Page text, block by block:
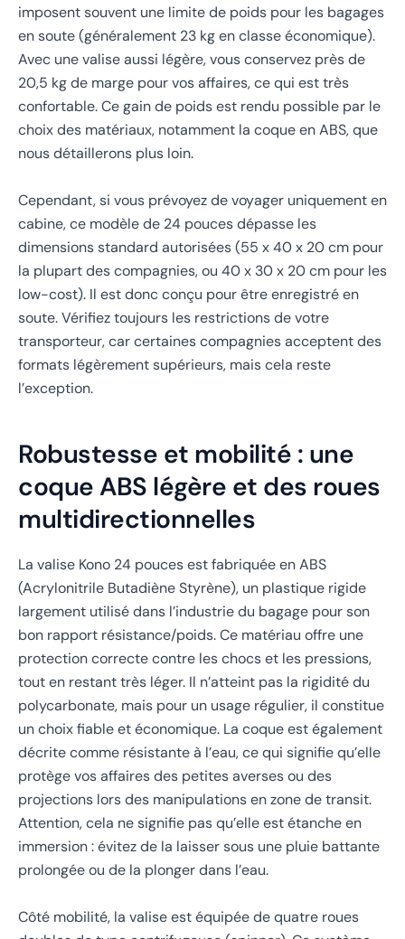
imposent souvent une limite de poids pour les bagages
en soute (généralement 23 kg en classe économique).
Avec une valise aussi légère, vous conservez près de
20,5 kg de marge pour vos affaires, ce qui est très
confortable. Ce gain de poids est rendu possible par le
choix des matériaux, notamment la coque en ABS, que
nous détaillerons plus loin.
Cependant, si vous prévoyez de voyager uniquement en
cabine, ce modèle de 24 pouces dépasse les
dimensions standard autorisées (55 x 40 x 20 cm pour
la plupart des compagnies, ou 40 x 30 x 20 cm pour les
low-cost). Il est donc conçu pour être enregistré en
soute. Vérifiez toujours les restrictions de votre
transporteur, car certaines compagnies acceptent des
formats légèrement supérieurs, mais cela reste
l’exception.
Robustesse et mobilité : une
coque ABS légère et des roues
multidirectionnelles
La valise Kono 24 pouces est fabriquée en ABS
(Acrylonitrile Butadiène Styrène), un plastique rigide
largement utilisé dans l’industrie du bagage pour son
bon rapport résistance/poids. Ce matériau offre une
protection correcte contre les chocs et les pressions,
tout en restant très léger. Il n’atteint pas la rigidité du
polycarbonate, mais pour un usage régulier, il constitue
un choix fiable et économique. La coque est également
décrite comme résistante à l’eau, ce qui signifie qu’elle
protège vos affaires des petites averses ou des
projections lors des manipulations en zone de transit.
Attention, cela ne signifie pas qu’elle est étanche en
immersion : évitez de la laisser sous une pluie battante
prolongée ou de la plonger dans l’eau.
Côté mobilité, la valise est équipée de quatre roues